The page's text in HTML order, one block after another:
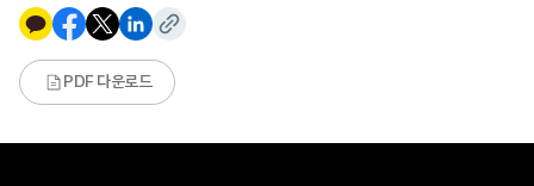
PDF 다운로드